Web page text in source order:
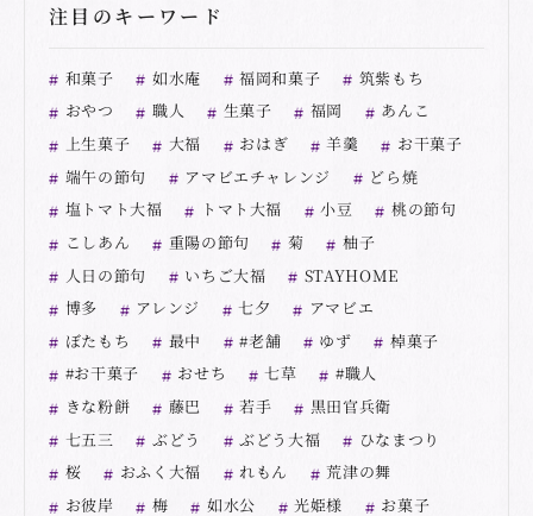
注目のキーワード
和菓子 如水庵 福岡和菓子
筑紫もち
おやつ
職人 生菓子 福岡
あんこ
上生菓子
大福 おはぎ 羊羹
お干菓子
端午の節句
アマビエチャレンジ
どら焼
塩トマト大福
トマト大福 小豆
桃の節句
こしあん
重陽の節句 菊
柚子
人日の節句
いちご大福
STAYHOME
博多
アレンジ 七夕
アマビエ
ぼたもち
最中 #老舗 ゆず
棹菓子
#お干菓子
おせち 七草
#職人
きな粉餅
藤巴 若手
黒田官兵衛
七五三
ぶどう ぶどう大福
ひなまつり
桜
おふく大福 れもん
荒津の舞
お彼岸
梅 如水公 光姫様
お菓子